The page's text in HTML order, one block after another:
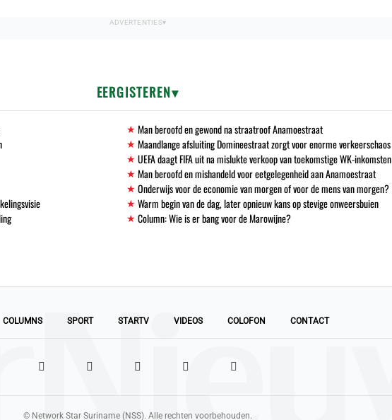
EERGISTEREN
Man beroofd en gewond na straatroof Anamoestraat
Maandlange afsluiting Domineestraat zorgt voor enorme verkeerschaos
UEFA daagt FIFA uit na mislukte verkoop van toekomstige WK-inkomsten
Man beroofd en mishandeld voor eetgelegenheid aan Anamoestraat
Onderwijs voor de economie van morgen of voor de mens van morgen?
Warm begin van de dag, later opnieuw kans op stevige onweersbuien
Column: Wie is er bang voor de Marowijne?
COLUMNS SPORT STARTV VIDEOS COLOFON CONTACT
© Network Star Suriname (NSS). Alle rechten voorbehouden.